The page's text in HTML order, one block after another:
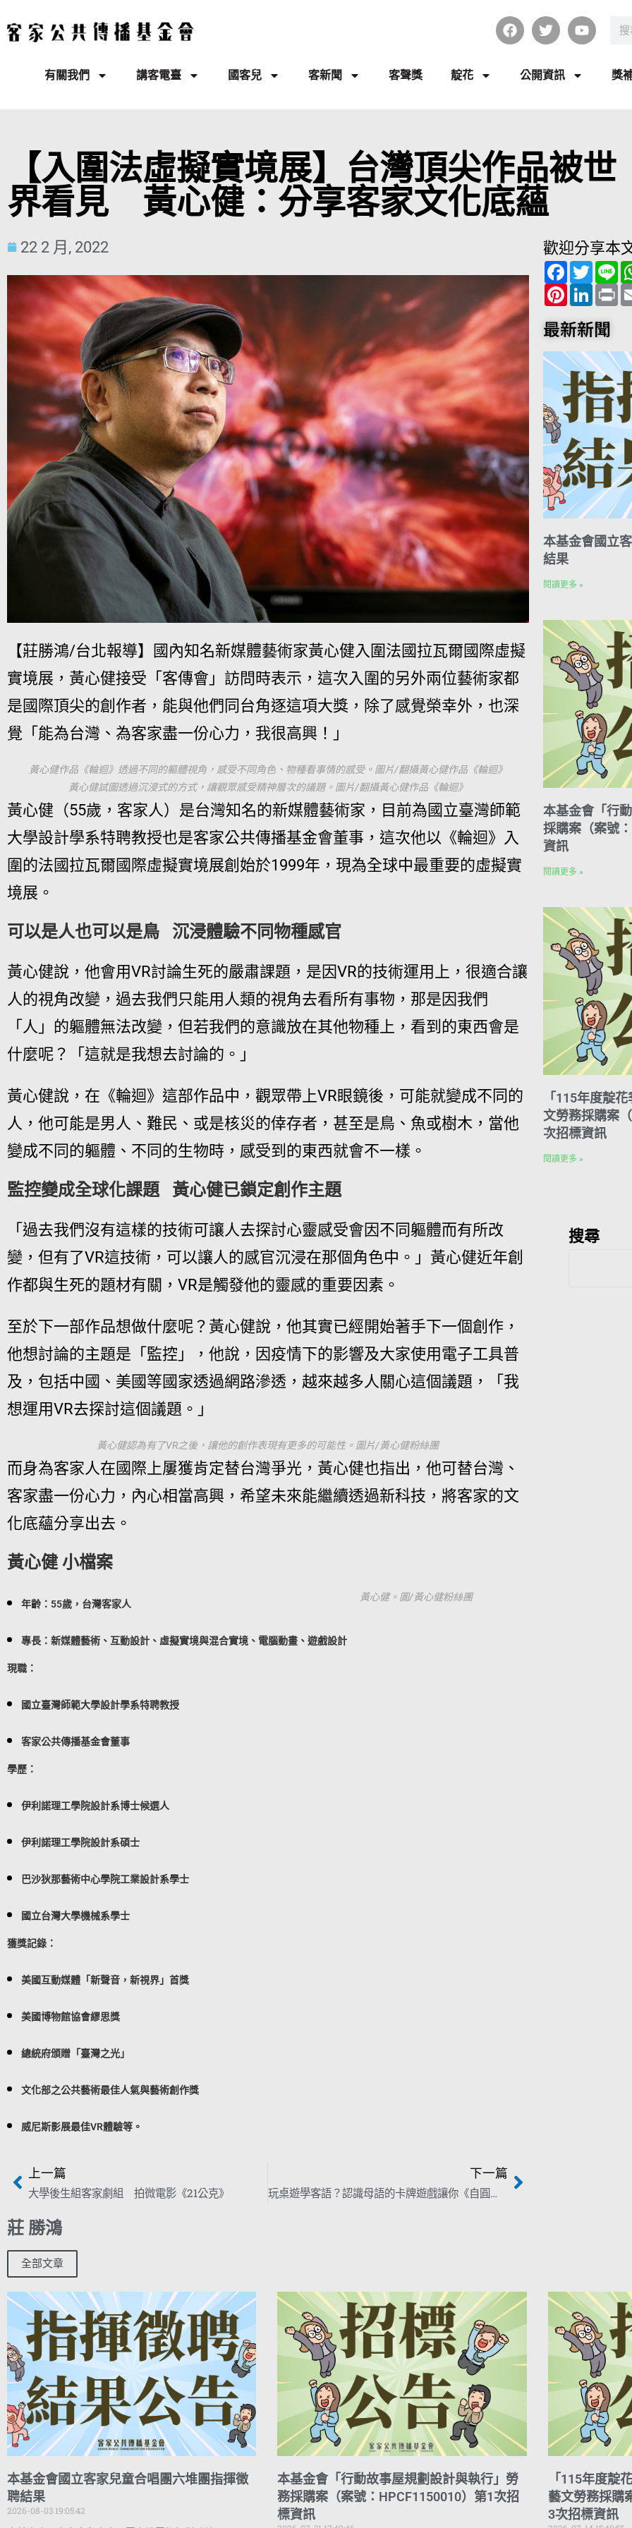
有關我們 講客電臺 國客兒 客新聞 客聲獎 靛花 公開資訊 獎
【入圍法虛擬實境展】台灣頂尖作品被世
界看見 黃心健：分享客家文化底蘊
22 2 月, 2022
【莊勝鴻/台北報導】國內知名新媒體藝術家黃心健入圍法國拉瓦爾國際虛擬
實境展，黃心健接受「客傳會」訪問時表示，這次入圍的另外兩位藝術家都
是國際頂尖的創作者，能與他們同台角逐這項大獎，除了感覺榮幸外，也深
覺「能為台灣、為客家盡一份心力，我很高興！」
黃心健作品《輪迴》透過不同的軀體視角，感受不同角色、物種看事情的感受。圖片/翻攝黃心健作品《輪迴》
黃心健試圖透過沉浸式的方式，讓觀眾感受精神層次的議題。圖片/翻攝黃心健作品《輪迴》
黃心健（55歲，客家人）是台灣知名的新媒體藝術家，目前為國立臺灣師範
大學設計學系特聘教授也是客家公共傳播基金會董事，這次他以《輪迴》入
圍的法國拉瓦爾國際虛擬實境展創始於1999年，現為全球中最重要的虛擬實
境展。
可以是人也可以是鳥 沉浸體驗不同物種感官
黃心健說，他會用VR討論生死的嚴肅課題，是因VR的技術運用上，很適合讓
人的視角改變，過去我們只能用人類的視角去看所有事物，那是因我們
「人」的軀體無法改變，但若我們的意識放在其他物種上，看到的東西會是
什麼呢？「這就是我想去討論的。」
黃心健說，在《輪迴》這部作品中，觀眾帶上VR眼鏡後，可能就變成不同的
人，他可能是男人、難民、或是核災的倖存者，甚至是鳥、魚或樹木，當他
變成不同的軀體、不同的生物時，感受到的東西就會不一樣。
監控變成全球化課題 黃心健已鎖定創作主題
「過去我們沒有這樣的技術可讓人去探討心靈感受會因不同軀體而有所改
變，但有了VR這技術，可以讓人的感官沉浸在那個角色中。」黃心健近年創
作都與生死的題材有關，VR是觸發他的靈感的重要因素。
至於下一部作品想做什麼呢？黃心健說，他其實已經開始著手下一個創作，
他想討論的主題是「監控」，他說，因疫情下的影響及大家使用電子工具普
及，包括中國、美國等國家透過網路滲透，越來越多人關心這個議題，「我
想運用VR去探討這個議題。」
黃心健認為有了VR之後，讓他的創作表現有更多的可能性。圖片/黃心健粉絲團
而身為客家人在國際上屢獲肯定替台灣爭光，黃心健也指出，他可替台灣、
客家盡一份心力，內心相當高興，希望未來能繼續透過新科技，將客家的文
化底蘊分享出去。
黃心健 小檔案
黃心健。圖/黃心健粉絲團
年齡：55歲，台灣客家人
專長：新媒體藝術、互動設計、虛擬實境與混合實境、電腦動畫、遊戲設計
現職：
國立臺灣師範大學設計學系特聘教授
客家公共傳播基金會董事
學歷：
伊利諾理工學院設計系博士候選人
伊利諾理工學院設計系碩士
巴沙狄那藝術中心學院工業設計系學士
國立台灣大學機械系學士
獲獎記錄：
美國互動媒體「新聲音，新視界」首獎
美國博物館協會繆思獎
總統府頒贈「臺灣之光」
文化部之公共藝術最佳人氣與藝術創作獎
威尼斯影展最佳VR體驗等。
上一篇
大學後生組客家劇組 拍微電影《21公克》
下一篇
玩桌遊學客語？認識母語的卡牌遊戲讓你《自圓奇說》
歡迎分享本
F
a
c
e
b
o
o
T
w
i
t
t
e
r
L
i
n
e
P
i
n
t
e
e
s
t
L
i
n
k
e
I
n
P
r
i
最新新聞
本基金會國立
結果
閱讀更多 »
本基金會「行
採購案（案號
資訊
閱讀更多 »
「115年度靛
文勞務採購案
次招標資訊
閱讀更多 »
搜尋
莊 勝鴻
全部文章
本基金會國立客家兒童合唱團六堆團指揮徵
聘結果
2026-08-03 19:05:42
本基金會「行動故事屋規劃設計與執行」勞
務採購案（案號：HPCF1150010）第1次招
標資訊
「115年度靛
藝文勞務採購
3次招標資訊